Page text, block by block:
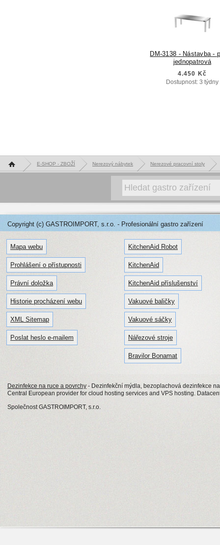
DM-3138 - Nástavba -
jednopatrová
4.450 Kč
Dostupnost: 3 týdny
Hlavní stránka E-SHOP - ZBOŽÍ Nerezový nábytek Nerezové pracovní stoly
Copyright (c) GASTROIMPORT, s.r.o. - Profesionální gastro zařízení
Mapa webu
Prohlášení o přístupnosti
Právní doložka
Historie procházení webu
XML Sitemap
Poslat heslo e-mailem
KitchenAid Robot
KitchenAid
KitchenAid příslušenství
Vakuové baličky
Vakuové sáčky
Nářezové stroje
Bravilor Bonamat
Dezinfekce na ruce a povrchy - Dezinfekční mýdla, bezoplachová dezinfekce
Central European provider for cloud hosting services and VPS hosting.
Společnost GASTROIMPORT, s.r.o.